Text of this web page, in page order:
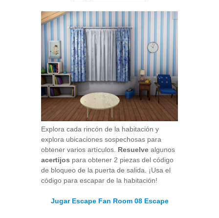
Explora cada rincón de la habitación y
explora ubicaciones sospechosas para
obtener varios artículos. Resuelve algunos
acertijos para obtener 2 piezas del código
de bloqueo de la puerta de salida. ¡Usa el
código para escapar de la habitación!
Jugar Escape Fan Room 08 Escape